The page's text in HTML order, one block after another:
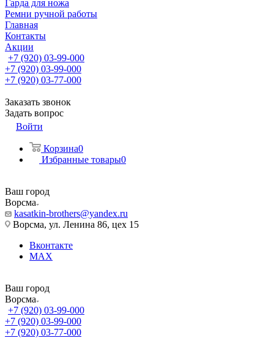
Гарда для ножа
Ремни ручной работы
Главная
Контакты
Акции
+7 (920) 03-99-000
+7 (920) 03-99-000
+7 (920) 03-77-000
Заказать звонок
Задать вопрос
Войти
Корзина0
Избранные товары0
Ваш город
Ворсма
kasatkin-brothers@yandex.ru
Ворсма, ул. Ленина 86, цех 15
Вконтакте
MAX
Ваш город
Ворсма
+7 (920) 03-99-000
+7 (920) 03-99-000
+7 (920) 03-77-000